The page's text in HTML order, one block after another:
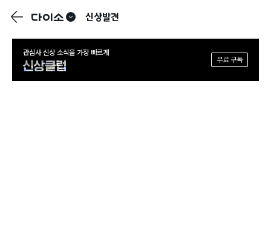
다이소 신상발견
관심사 신상 소식을 가장 빠르게
무료 구독